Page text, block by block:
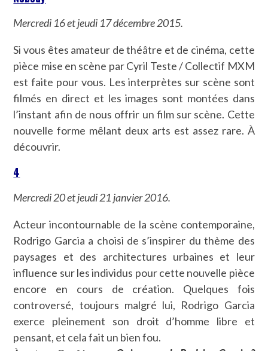
Mercredi 16 et jeudi 17 décembre 2015.
Si vous êtes amateur de théâtre et de cinéma, cette
pièce mise en scène par Cyril Teste / Collectif MXM
est faite pour vous. Les interprètes sur scène sont
filmés en direct et les images sont montées dans
l’instant afin de nous offrir un film sur scène. Cette
nouvelle forme mêlant deux arts est assez rare. À
découvrir.
4
Mercredi 20 et jeudi 21 janvier 2016.
Acteur incontournable de la scène contemporaine,
Rodrigo Garcia a choisi de s’inspirer du thème des
paysages et des architectures urbaines et leur
influence sur les individus pour cette nouvelle pièce
encore en cours de création. Quelques fois
controversé, toujours malgré lui, Rodrigo Garcia
exerce pleinement son droit d’homme libre et
pensant, et cela fait un bien fou.